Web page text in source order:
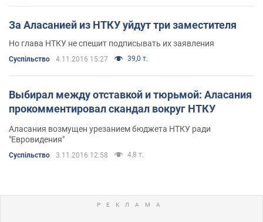
За Аласанией из НТКУ уйдут три заместителя
Но глава НТКУ не спешит подписывать их заявления
Суспільство 4.11.2016 15:27 39,0 т.
Выбирал между отставкой и тюрьмой: Аласания
прокомментировал скандал вокруг НТКУ
Аласания возмущен урезанием бюджета НТКУ ради
"Евровидения"
Суспільство 3.11.2016 12:58 4,8 т.